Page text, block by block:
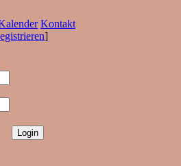
Kontakt
]